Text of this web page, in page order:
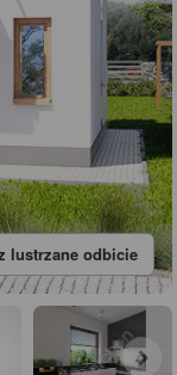
lustrzane odbicie